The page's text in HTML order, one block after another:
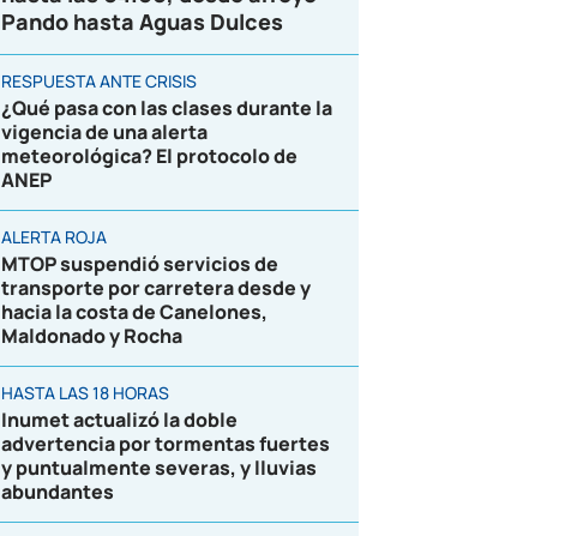
Pando hasta Aguas Dulces
RESPUESTA ANTE CRISIS
¿Qué pasa con las clases durante la
vigencia de una alerta
meteorológica? El protocolo de
ANEP
ALERTA ROJA
MTOP suspendió servicios de
transporte por carretera desde y
hacia la costa de Canelones,
Maldonado y Rocha
HASTA LAS 18 HORAS
Inumet actualizó la doble
advertencia por tormentas fuertes
y puntualmente severas, y lluvias
abundantes